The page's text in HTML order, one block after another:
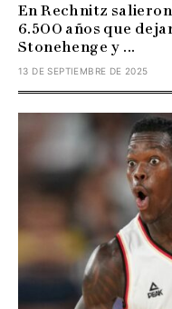
En Rechnitz
6.500 años que
Stonehenge y ...
13 DE SEPTIEMBRE DE 2025